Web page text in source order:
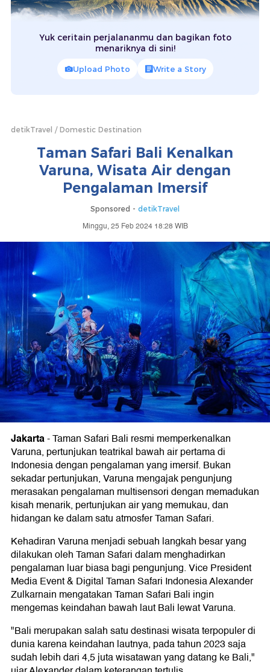
Yuk ceritain perjalananmu dan bagikan foto
menariknya di sini!
Upload Photo Write a Story
detikTravel Domestic Destination
Taman Safari Bali Kenalkan
Varuna, Wisata Air dengan
Pengalaman Imersif
Sponsored - detikTravel
Minggu, 25 Feb 2024 18:28 WIB
Jakarta-Taman Safari Bali resmi memperkenalkan
Varuna, pertunjukan teatrikal bawah air pertama di
Indonesia dengan pengalaman yang imersif. Bukan
sekadar pertunjukan, Varuna mengajak pengunjung
merasakan pengalaman multisensori dengan memadukan
kisah menarik, pertunjukan air yang memukau, dan
hidangan ke dalam satu atmosfer Taman Safari.
Kehadiran Varuna menjadi sebuah langkah besar yang
dilakukan oleh Taman Safari dalam menghadirkan
pengalaman luar biasa bagi pengunjung. Vice President
Media Event & Digital Taman Safari Indonesia Alexander
Zulkarnain mengatakan Taman Safari Bali ingin
mengemas keindahan bawah laut Bali lewat Varuna.
"Bali merupakan salah satu destinasi wisata terpopuler di
dunia karena keindahan lautnya, pada tahun 2023 saja
sudah lebih dari 4,5 juta wisatawan yang datang ke Bali,"